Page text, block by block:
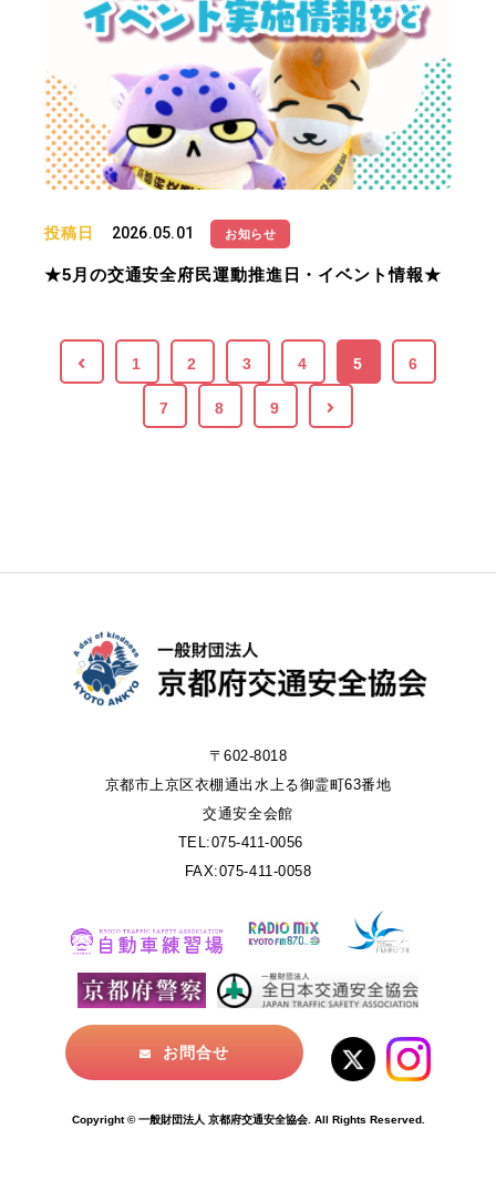
投稿日 2026.05.01 お知らせ
★5月の交通安全府民運動推進日・イベント情報★
1 2 3 4 5 6
7 8 9
〒602-8018
京都市上京区衣棚通出水上る御霊町63番地
交通安全会館
TEL:075-411-0056
FAX:075-411-0058
お問合せ
Copyright © 一般財団法人 京都府交通安全協会. All Rights Reserved.